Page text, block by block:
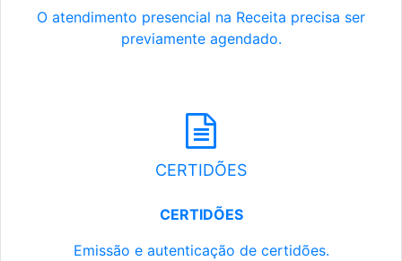
O atendimento presencial na Receita precisa ser
previamente agendado.
CERTIDÕES
CERTIDÕES
Emissão e autenticação de certidões.